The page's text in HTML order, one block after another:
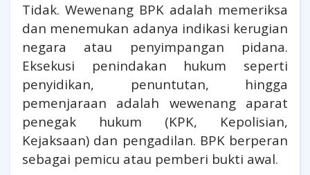
Tidak. Wewenang BPK adalah memeriksa
dan menemukan adanya indikasi kerugian
negara atau penyimpangan pidana.
Eksekusi penindakan hukum seperti
penyidikan, penuntutan, hingga
pemenjaraan adalah wewenang aparat
penegak hukum (KPK, Kepolisian,
Kejaksaan) dan pengadilan. BPK berperan
sebagai pemicu atau pemberi bukti awal.